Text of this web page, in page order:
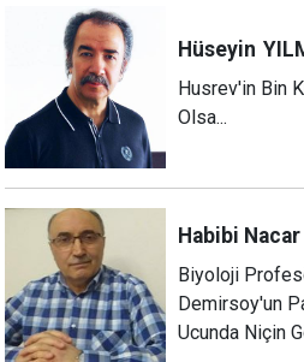
Hüseyin
Husrev'in Bin
Olsa...
Habibi Nacar
Biyoloji
Demirsoy'un
Ucunda Niçin